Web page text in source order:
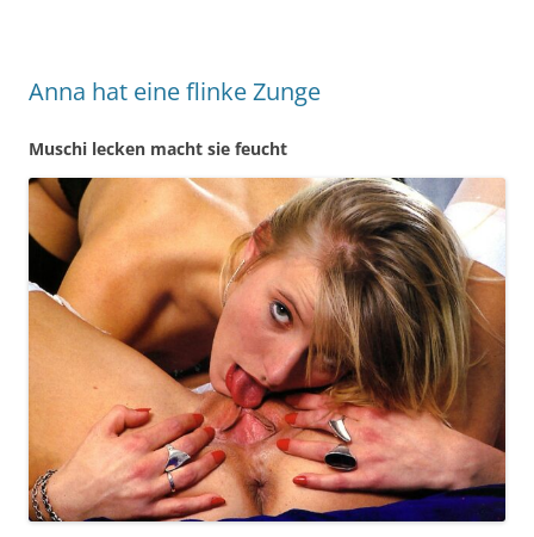
Anna hat eine flinke Zunge
Muschi lecken macht sie feucht